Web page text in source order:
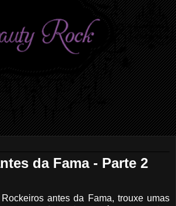
da Fama - Parte 2
antes da Fama, trouxe umas